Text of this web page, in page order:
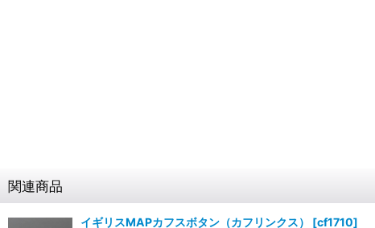
関連商品
イギリスMAPカフスボタン（カフリンクス） [cf1710]